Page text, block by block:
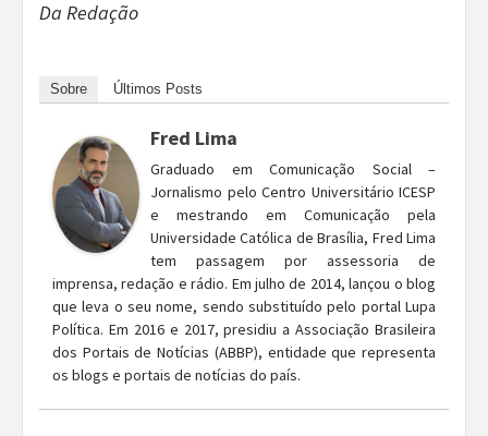
Da Redação
Sobre Últimos Posts
Fred Lima
Graduado em Comunicação Social –
Jornalismo pelo Centro Universitário ICESP
e mestrando em Comunicação pela
Universidade Católica de Brasília, Fred Lima
tem passagem por assessoria de
imprensa, redação e rádio. Em julho de 2014, lançou o blog
que leva o seu nome, sendo substituído pelo portal Lupa
Política. Em 2016 e 2017, presidiu a Associação Brasileira
dos Portais de Notícias (ABBP), entidade que representa
os blogs e portais de notícias do país.